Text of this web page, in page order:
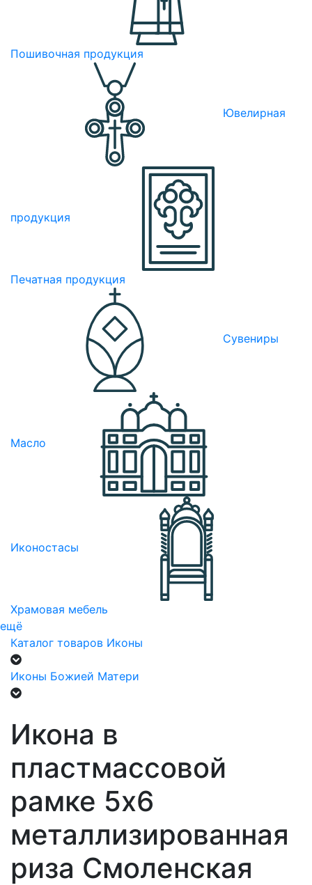
Пошивочная продукция
Ювелирная
продукция
Печатная продукция
Сувениры
Масло
Иконостасы
Храмовая мебель
ещё
Каталог товаров Иконы
Иконы Божией Матери
Икона в
пластмассовой
рамке 5х6
металлизированная
риза Смоленская